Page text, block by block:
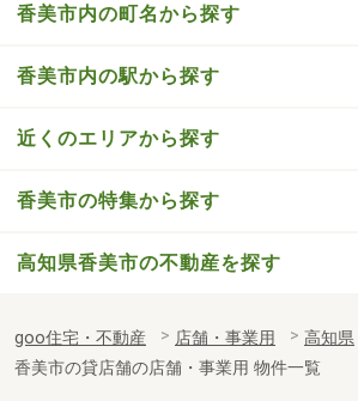
香美市内の町名から探す
香美市内の駅から探す
近くのエリアから探す
香美市の特集から探す
高知県香美市の不動産を探す
goo住宅・不動産 店舗・事業用 高知県
香美市の貸店舗の店舗・事業用 物件一覧